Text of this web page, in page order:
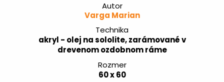
Autor
Varga Marian
Technika
akryl - olej na sololite, zarámované v
drevenom ozdobnom ráme
Rozmer
60 x 60